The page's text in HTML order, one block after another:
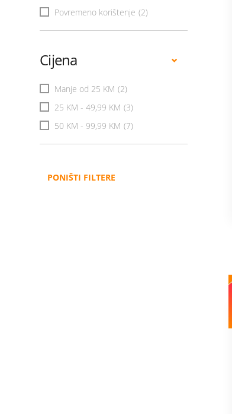
Povremeno korištenje (2)
Cijena
Manje od 25 KM (2)
25 KM - 49,99 KM (3)
50 KM - 99,99 KM (7)
PONIŠTI FILTERE